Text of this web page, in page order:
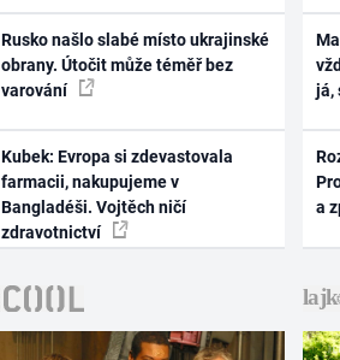
Rusko našlo slabé místo ukrajinské
obrany. Útočit může téměř bez
varování
Kubek: Evropa si zdevastovala
farmacii, nakupujeme v
Bangladéši. Vojtěch ničí
zdravotnictví
já,
a